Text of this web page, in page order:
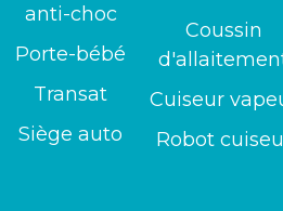
anti-choc
Porte-bébé
Transat
Siège auto
Coussin
Cuiseur
Robot